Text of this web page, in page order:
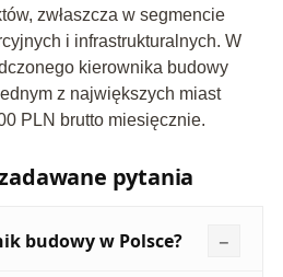
zwłaszcza w segmencie
i infrastrukturalnych. W
kierownika budowy
z największych miast
PLN brutto miesięcznie.
pytania
budowy w Polsce?